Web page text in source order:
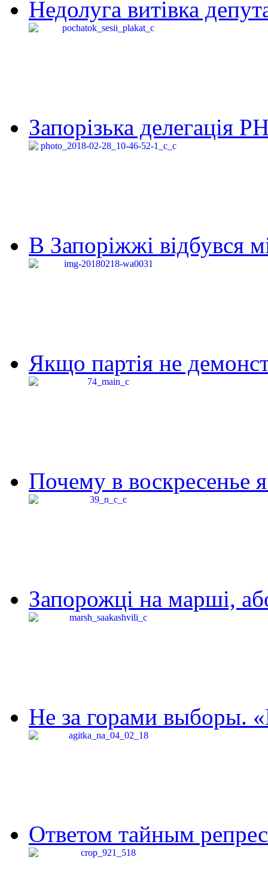
Недолуга витівка
Запорізька делегація
В Запоріжжі відбувся
Якщо партія не
Почему в воскресенье
Запорожці на марші,
Не за горами выборы.
Ответом тайным